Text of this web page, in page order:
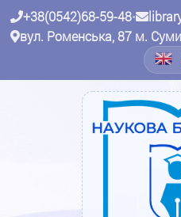
+38(0542)68-59-48•
вул. Роменська, 87 м.